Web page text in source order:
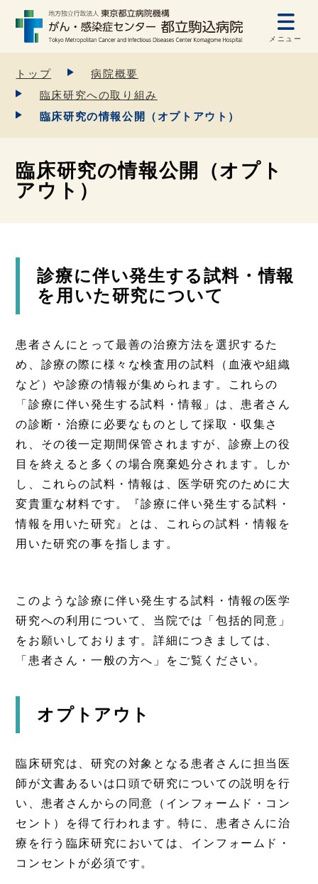
メニュー
トップ
病院概要
臨床研究への取り組み
臨床研究の情報公開（オプトアウト）
臨床研究の情報公開（オプト
アウト）
診療に伴い発生する試料・情報
を用いた研究について
患者さんにとって最善の治療方法を選択するた
め、診療の際に様々な検査用の試料（血液や組織
など）や診療の情報が集められます。これらの
「診療に伴い発生する試料・情報」は、患者さん
の診断・治療に必要なものとして採取・収集さ
れ、その後一定期間保管されますが、診療上の役
目を終えると多くの場合廃棄処分されます。しか
し、これらの試料・情報は、医学研究のために大
変貴重な材料です。『診療に伴い発生する試料・
情報を用いた研究』とは、これらの試料・情報を
用いた研究の事を指します。
このような診療に伴い発生する試料・情報の医学
研究への利用について、当院では「包括的同意」
をお願いしております。詳細につきましては、
「患者さん・一般の方へ」をご覧ください。
オプトアウト
臨床研究は、研究の対象となる患者さんに担当医
師が文書あるいは口頭で研究についての説明を行
い、患者さんからの同意（インフォームド・コン
セント）を得て行われます。特に、患者さんに治
療を行う臨床研究においては、インフォームド・
コンセントが必須です。